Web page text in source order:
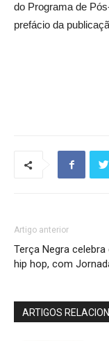
do Programa de
prefácio da
Artigo anterior
Terça Negra
hip hop, com
ARTIGOS